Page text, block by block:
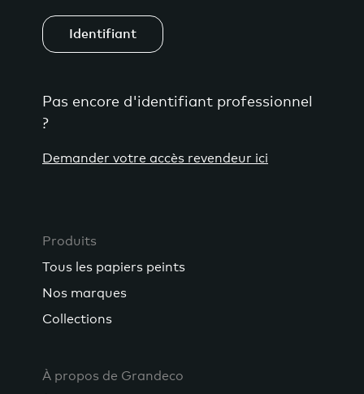
Identifiant
Pas encore d'identifiant professionnel
?
Demander votre accès revendeur ici
Produits
Tous les papiers peints
Nos marques
Collections
À propos de Grandeco